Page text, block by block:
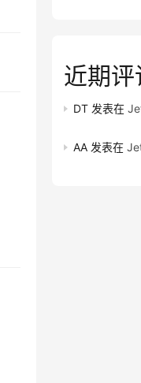
近期评
DT 发表在
AA 发表在